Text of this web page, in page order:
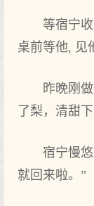
等宿宁
桌前等他‌, 见
昨晚刚
了梨，清甜下‌
宿宁慢
就回来啦。”